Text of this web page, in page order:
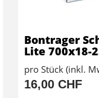
Bontrager
Lite 700x18-
pro Stück (inkl.
16,00 CHF